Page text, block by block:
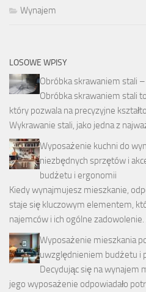
Wynajem
LOSOWE WPISY
Obróbka skrawaniem stali
Obróbka skrawaniem stali
który pozwala na precyzyjne
Wykrawanie stali, jako jedna z
Wyposażenie kuchni do
niezbędnych sprzętów i
budżetu i ergonomii
Kiedy wynajmujesz mieszkanie,
staje się kluczowym elementem,
najemców i ich ogólne
Wyposażenie mieszkania
uwzględnieniem budżetu i
Decydując się na wynajem
jego wyposażenie odpowiadało